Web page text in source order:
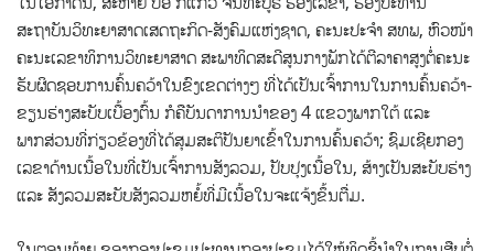
ສະຖາບັນວິທະຍາສາດເສດຖະກິດ-ສັງຄົມແຫ່ງຊາດ, ຄະນະປະຈຳ ສທພ, ຫົວໜ້າ
ຄະນະເລຂາທິການວິທະຍາສາດ ສະພາທິດສະດີສູນກາງພັກໄດ້ຕີລາຄາສູງຕໍ່ຄະນະ
ຮັບ​ຜິດ​ຊອບ​ການ​ຄົ້ນ​ຄວ້າ​ໃນ​ຂົງ​ເຂດ​ຕ່າງໆ​ ທີ່​ໄດ້​ເປັນ​ເຈົ້າ​ການ​ໃນ​ການ​ຄົ້ນ​ຄວ້າ-
ຂຽນ​ຮ່າງ​ສະ​ບັບ​ເບື້ອງ​ຕົ້ນ ກໍ​ຄື​ບັນ​ດາ​ການນຳຂອງ 4 ແຂວງພາກໃຕ້ ແລະ
ພາກສ່ວນ​ທີ່ກ່ຽວ​ຂ້ອງ​ທີ່​ໄດ້​ສຸມ​ສະ​ຕິ​ປັນ​ຍາເຂົ້າ​ໃນ​ການ​ຄົ້ນ​ຄວ້າ; ຊົມ​ເຊີຍກອງ​
ເລ​ຂາ​ດ້ານ​ເນື້ອ​ໃນທີ່ເປັນເຈົ້າການສັງ​ລວມ​, ປັບ​ປຸງເນື້ອ​ໃນ, ​ສ້າງ​ເປັນ​ສະ​ບັບຮ່າງ
ແລະ​ ສັ​ງ​ລວມສະ​ບັບ​ສັງ​ລວມ​ຫຍໍ້​ທີ່​ມີ​ເນື້ອ​ໃນ​ຈະ​ແຈ້ງ​ຂຶ້ນ​ຕື່ມ.